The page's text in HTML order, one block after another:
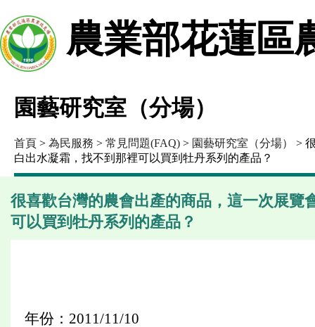
農業部花蓮區
園藝研究室（分場）
首頁 > 為民服務 > 常見問題(FAQ) > 園藝研究室（分場）
>
白出水凝霜，找不到那裡可以買到牡丹系列的產品？
很喜歡台灣的農會出產的商品，這一次展覽
可以買到牡丹系列的產品？
年份：2011/11/10